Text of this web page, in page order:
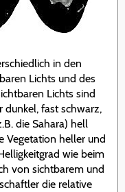
in den
Lichts und des
Lichts sind
dunkel, fast schwarz,
die Sahara) hell
Vegetation heller und
wie beim
von sichtbarem und
die relative